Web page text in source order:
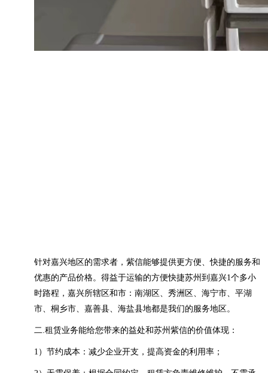
针对嘉兴地区的需求者，紫信能够提供更方便、快捷的服务和
优惠的产品价格。得益于运输的方便快捷苏州到嘉兴1个多小
时路程，嘉兴所辖区和市：南湖区、秀洲区、海宁市、平湖
市、桐乡市、嘉善县、海盐县地都是我们的服务地区。
二.租赁业务能给您带来的益处和苏州紫信的价值体现：
1）节约成本：减少企业开支，提高资金的利用率；